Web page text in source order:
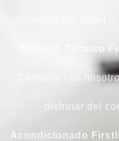
hacemos por usted.
Servicio Técnico
Contacte con
disfrutar del
Acondicionado